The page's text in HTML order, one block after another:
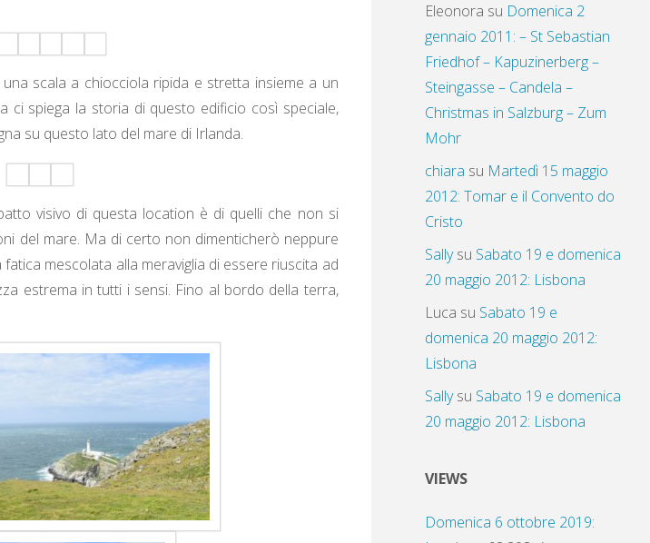
scala a chiocciola ripida e stretta insieme a un
ci spiega la storia di questo edificio così speciale,
su questo lato del mare di Irlanda.
visivo di questa location è di quelli che non si
del mare. Ma di certo non dimenticherò neppure
mescolata alla meraviglia di essere riuscita ad
estrema in tutti i sensi. Fino al bordo della terra,
Eleonora su Domenica 2
gennaio 2011: – St Sebastian
Friedhof – Kapuzinerberg –
Steingasse – Candela –
Christmas in Salzburg – Zum
Mohr
chiara su Martedì 15 maggio
2012: Tomar e il Convento do
Cristo
Sallysu Sabato 19 e domenica
20 maggio 2012: Lisbona
Luca su Sabato 19 e
domenica 20 maggio 2012:
Lisbona
Sallysu Sabato 19 e domenica
20 maggio 2012: Lisbona
VIEWS
Domenica 6 ottobre 2019: